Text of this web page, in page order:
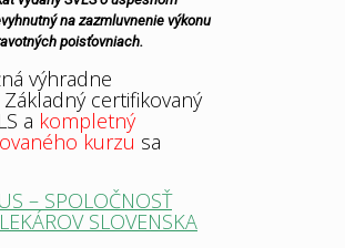
na zazmluvnenie výkonu
poisťovniach.
výhradne
certifikovaný
a kompletný
kurzu sa
– SPOLOČNOSŤ
SLOVENSKA